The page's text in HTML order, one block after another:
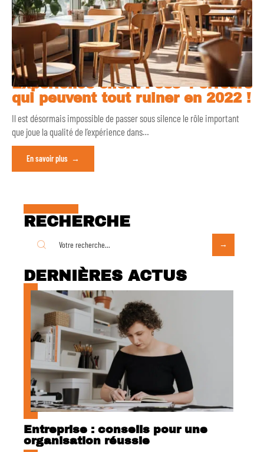
Expérience client : ces 4 erreurs
qui peuvent tout ruiner en 2022 !
Il est désormais impossible de passer sous silence le rôle important
que joue la qualité de l’expérience dans…
En savoir plus
RECHERCHE
DERNIÈRES ACTUS
Entreprise : conseils pour une
organisation réussie